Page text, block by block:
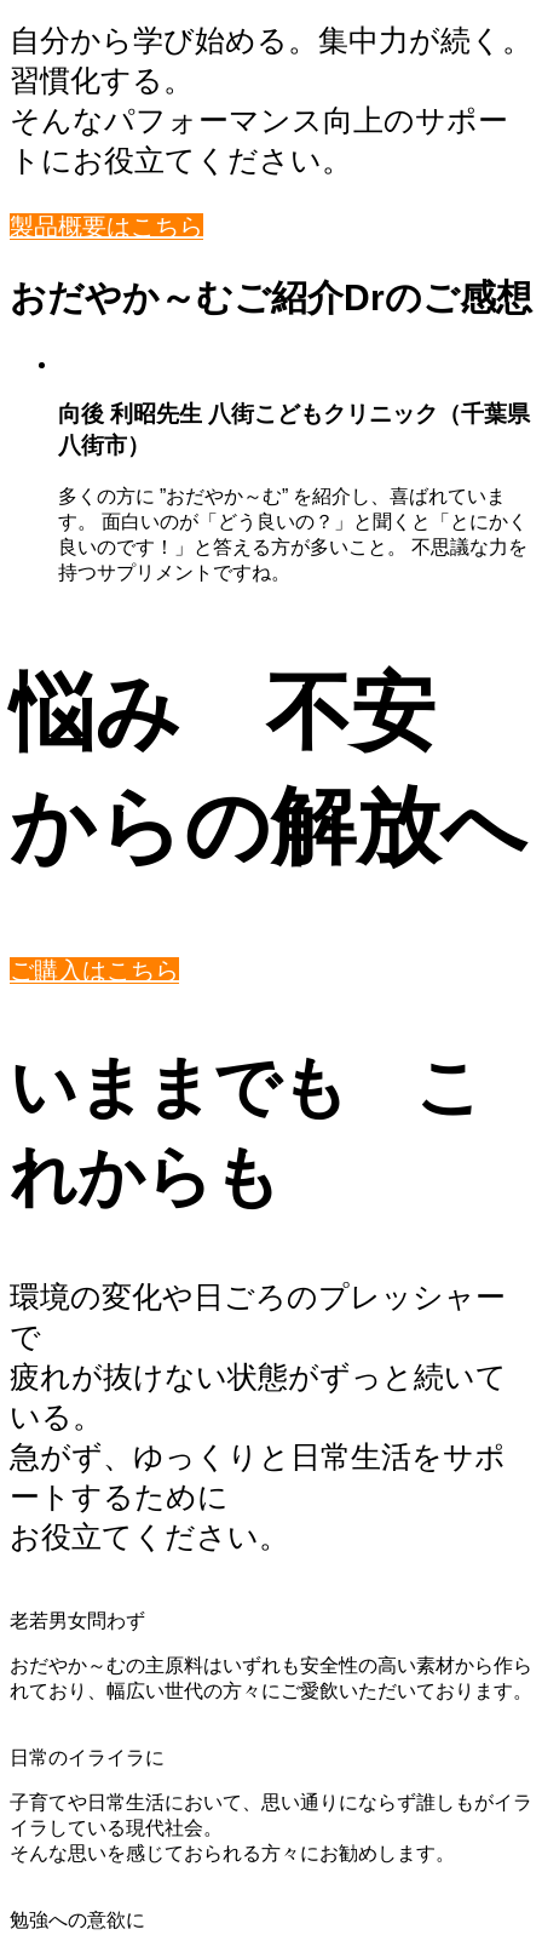
自分から学び始める。集中力が続く。
習慣化する。
そんなパフォーマンス向上のサポー
トにお役立てください。
製品概要はこちら
おだやか～むご紹介Drのご感想
向後 利昭先生 八街こどもクリニック（千葉県
八街市）
多くの方に ”おだやか～む” を紹介し、喜ばれていま
す。 面白いのが「どう良いの？」と聞くと「とにかく
良いのです！」と答える方が多いこと。 不思議な力を
持つサプリメントですね。
悩み 不安
からの解放へ
ご購入はこちら
いままでも こ
れからも
環境の変化や日ごろのプレッシャー
で
疲れが抜けない状態がずっと続いて
いる。
急がず、ゆっくりと日常生活をサポ
ートするために
お役立てください。
老若男女問わず
おだやか～むの主原料はいずれも安全性の高い素材から作ら
れており、幅広い世代の方々にご愛飲いただいております。
日常のイライラに
子育てや日常生活において、思い通りにならず誰しもがイラ
イラしている現代社会。
そんな思いを感じておられる方々にお勧めします。
勉強への意欲に